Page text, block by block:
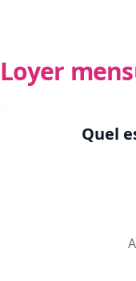
Loyer
Quel